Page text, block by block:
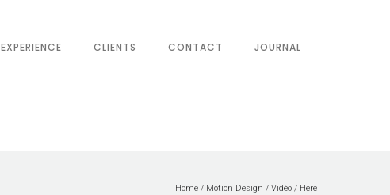
EXPERIENCE CLIENTS CONTACT JOURNAL
Home / Motion Design / Vidéo / Here